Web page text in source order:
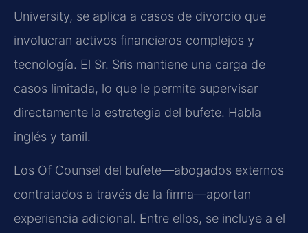
University, se aplica a casos de divorcio que
involucran activos financieros complejos y
tecnología. El Sr. Sris mantiene una carga de
casos limitada, lo que le permite supervisar
directamente la estrategia del bufete. Habla
inglés y tamil.
Los Of Counsel del bufete—abogados externos
contratados a través de la firma—aportan
experiencia adicional. Entre ellos, se incluye a el